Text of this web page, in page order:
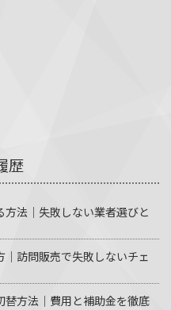
歴
法｜失敗しない業者選びと
訪問販売で失敗しないチェ
方法｜費用と補助金を徹底